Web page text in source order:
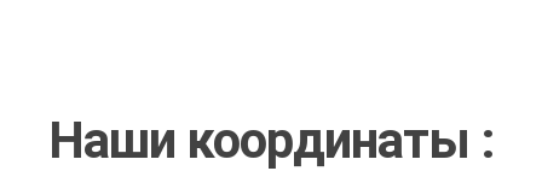
Наши координаты :